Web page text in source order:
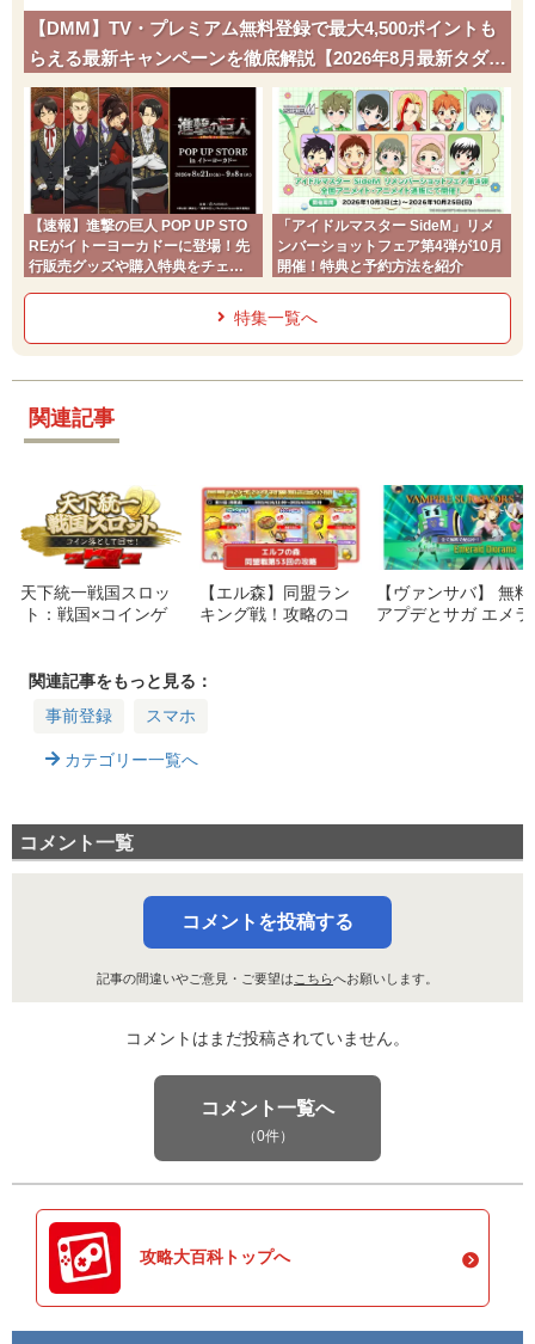
【DMM】TV・プレミアム無料登録で最大4,500ポイントも
らえる最新キャンペーンを徹底解説【2026年8月最新タダポ
チ】
【速報】進撃の巨人 POP UP STO
REがイトーヨーカドーに登場！先
行販売グッズや購入特典をチェッ
「アイドルマスター SideM」リメ
ンバーショットフェア第4弾が10月
開催！特典と予約方法を紹介
特集一覧へ
関連記事
天下統一戦国スロッ
ト：戦国×コインゲ
とめ
【エル森】同盟ラン
キング戦！攻略のコ
【ヴァンサバ】 無料
アプデとサガ エメラ
関連記事をもっと見る：
事前登録
スマホ
カテゴリー一覧へ
コメント一覧
コメントを投稿する
記事の間違いやご意見・ご要望は こちらへお願いします。
コメントはまだ投稿されていません。
コメント一覧へ
（0件）
攻略大百科トップへ